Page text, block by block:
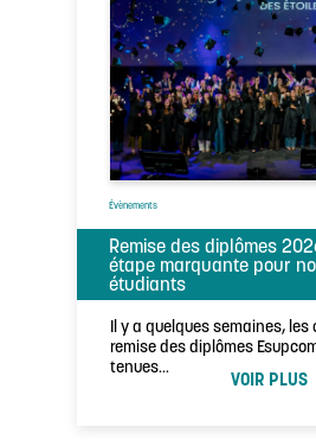
Évènements
Remise des diplômes
étape marquante pour
étudiants
Il y a quelques semaines, les
remise des diplômes
tenues…
VOIR PLUS